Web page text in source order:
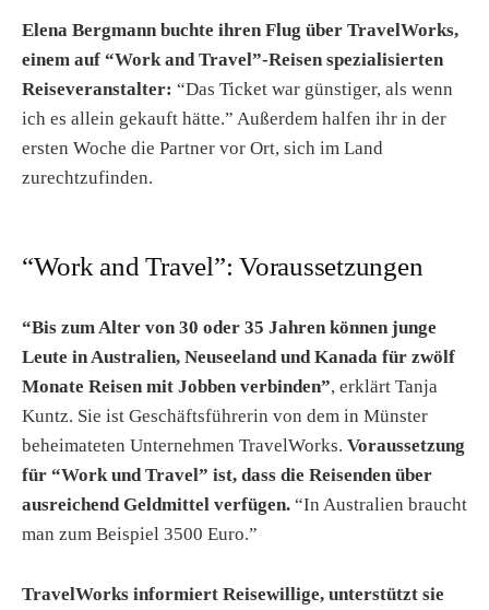
Elena Bergmann buchte ihren Flug über TravelWorks,
einem auf “Work and Travel”-Reisen spezialisierten
Reiseveranstalter: “Das Ticket war günstiger, als wenn
ich es allein gekauft hätte.” Außerdem halfen ihr in der
ersten Woche die Partner vor Ort, sich im Land
zurechtzufinden.
“Work and Travel”: Voraussetzungen
“Bis zum Alter von 30 oder 35 Jahren können junge
Leute in Australien, Neuseeland und Kanada für zwölf
Monate Reisen mit Jobben verbinden”, erklärt Tanja
Kuntz. Sie ist Geschäftsführerin von dem in Münster
beheimateten Unternehmen TravelWorks. Voraussetzung
für “Work und Travel” ist, dass die Reisenden über
ausreichend Geldmittel verfügen. “In Australien braucht
man zum Beispiel 3500 Euro.”
TravelWorks informiert Reisewillige, unterstützt sie